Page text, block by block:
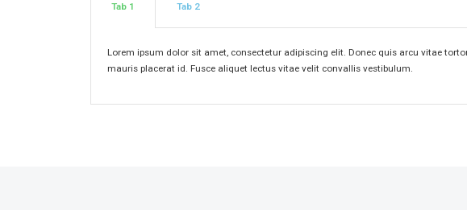
Tab 1 Tab 2
Lorem ipsum dolor sit amet, consectetur adipiscing elit. Donec quis arcu vitae
mauris placerat id. Fusce aliquet lectus vitae velit convallis vestibulum.